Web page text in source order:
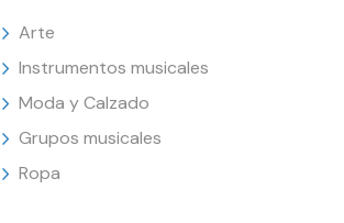
Arte
Instrumentos musicales
Moda y Calzado
Grupos musicales
Ropa